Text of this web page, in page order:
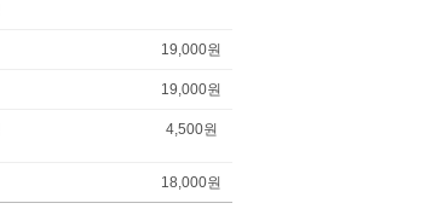
19,000원
19,000원
4,500원
18,000원